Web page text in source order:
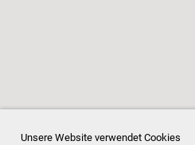
Unsere Website verwendet Cookies